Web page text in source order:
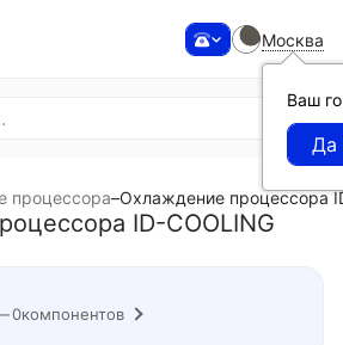
Москва
Ваш
процессора–Охлаждение процессора
ID-COOLING
0компонентов